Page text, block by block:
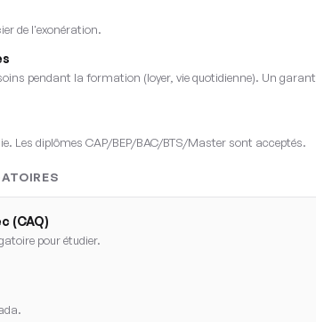
de l'exonération.
pendant la formation (loyer, vie quotidienne). Un garant
Les diplômes CAP/BEP/BAC/BTS/Master sont acceptés.
(CAQ)
pour étudier.